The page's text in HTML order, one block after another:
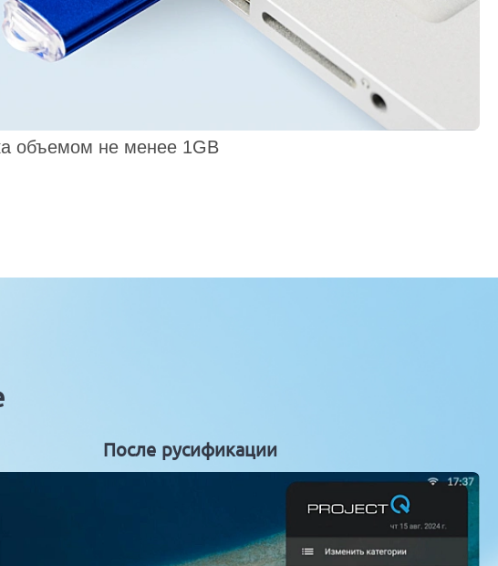
объемом не менее 1GB
После русификации